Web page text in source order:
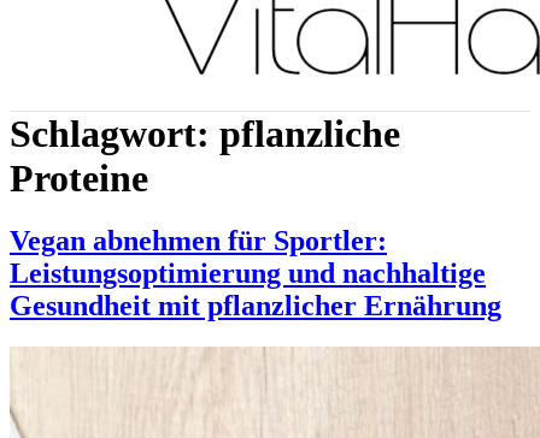
Schlagwort: pflanzliche
Proteine
Vegan abnehmen für Sportler:
Leistungsoptimierung und nachhaltige
Gesundheit mit pflanzlicher Ernährung